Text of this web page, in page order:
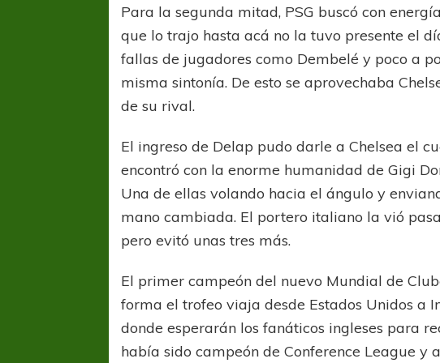
Para la segunda mitad, PSG buscó con
que lo trajo hasta acá no la tuvo presente el
fallas de jugadores como Dembelé y poco a
misma sintonía. De esto se aprovechaba
de su rival.
El ingreso de Delap pudo darle a Chelsea el
encontró con la enorme humanidad de Gigi
Una de ellas volando hacia el ángulo y
mano cambiada. El portero italiano la vió
pero evitó unas tres más.
El primer campeón del nuevo Mundial de
forma el trofeo viaja desde Estados Unidos a
donde esperarán los fanáticos ingleses para
había sido campeón de Conference League y
A pesar de la derrota Tigre avanzó a